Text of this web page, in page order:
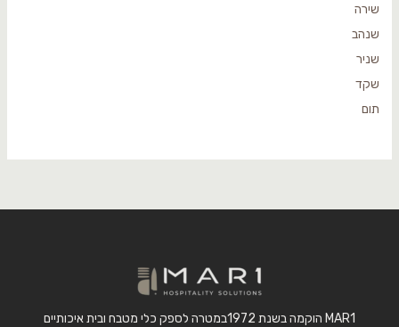
שירה
שנהב
שניר
שקד
תום
MAR1 הוקמה בשנת 1972במטרה לספק כלי מטבח ובית איכותיים